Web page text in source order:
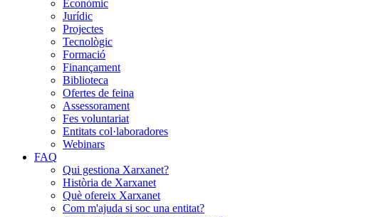
Econòmic
Jurídic
Projectes
Tecnològic
Formació
Finançament
Biblioteca
Ofertes de feina
Assessorament
Fes voluntariat
Entitats col·laboradores
Webinars
FAQ
Qui gestiona Xarxanet?
Història de Xarxanet
Què ofereix Xarxanet
Com m'ajuda si soc una entitat?